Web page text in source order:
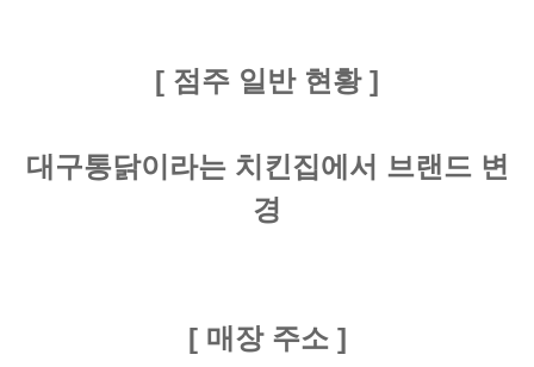
[ 점주 일반 현황 ]
대구통닭이라는 치킨집에서 브랜드 변
경
[ 매장 주소 ]